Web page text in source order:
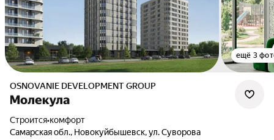
ещё 3
OSNOVANIE DEVELOPMENT GROUP
Молекула
Строится•комфорт
Самарская обл., Новокуйбышевск, ул. Суворова